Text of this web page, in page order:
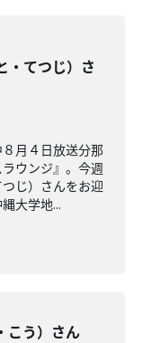
・てつじ）さ
月４日放送分那
ウンジ』。今週
じ）さんをお迎
大学地...
こう）さん